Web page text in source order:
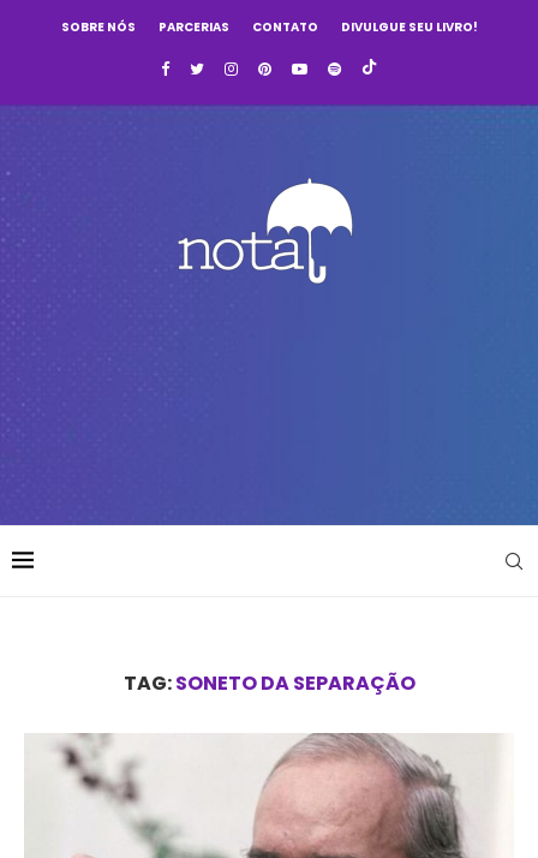
SOBRE NÓS PARCERIAS CONTATO DIVULGUE SEU LIVRO!
TAG:SONETO DA SEPARAÇÃO